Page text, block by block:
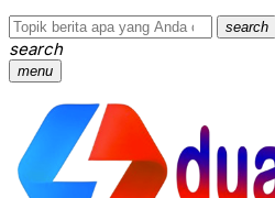
search
search
menu